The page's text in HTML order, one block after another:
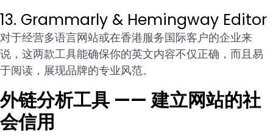
13. Grammarly & Hemingway Editor
对于经营多语言网站或在香港服务国际客户的企业来
说，这两款工具能确保你的英文内容不仅正确，而且易
于阅读，展现品牌的专业风范。
外链分析工具 —— 建立网站的社
会信用